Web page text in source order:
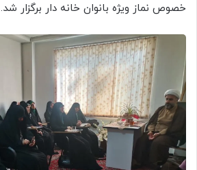
خصوص نماز ویژه بانوان خانه دار برگزار شد.